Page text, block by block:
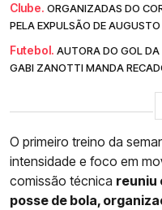
Clube. ORGANIZADAS DO
PELA EXPULSÃO DE
Futebol. AUTORA DO GOL
GABI ZANOTTI MANDA
O primeiro treino da
intensidade e foco em
comissão técnica reuniu
posse de bola,